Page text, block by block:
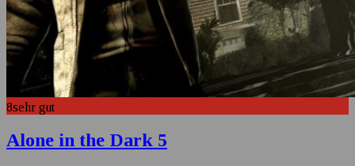
8sehr gut
Alone in the Dark 5